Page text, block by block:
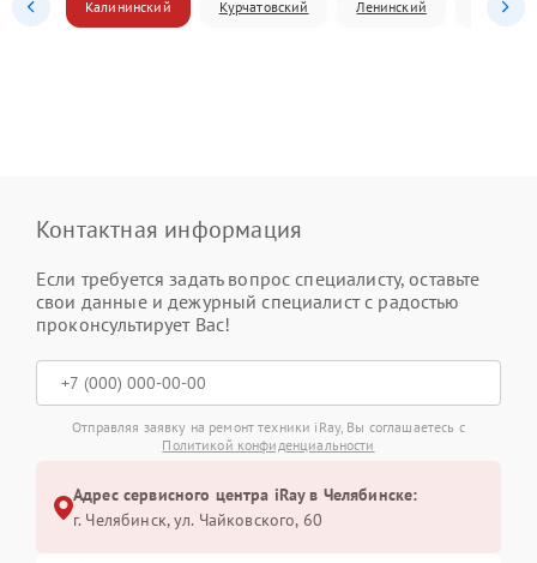
Калининский Курчатовский Ленинский
Контактная информация
Если требуется задать вопрос специалисту, оставьте
свои данные и дежурный специалист с радостью
проконсультирует Вас!
Отправляя заявку на ремонт техники iRay, Вы соглашаетесь с
Политикой конфиденциальности
Адрес сервисного центра iRay в Челябинске:
г. Челябинск, ул. Чайковского, 60